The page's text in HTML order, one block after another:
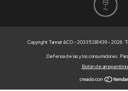
Copyright Tannat &CO - 20335281439 - 2026.
Defensa de las y los consumidores.
Botón de